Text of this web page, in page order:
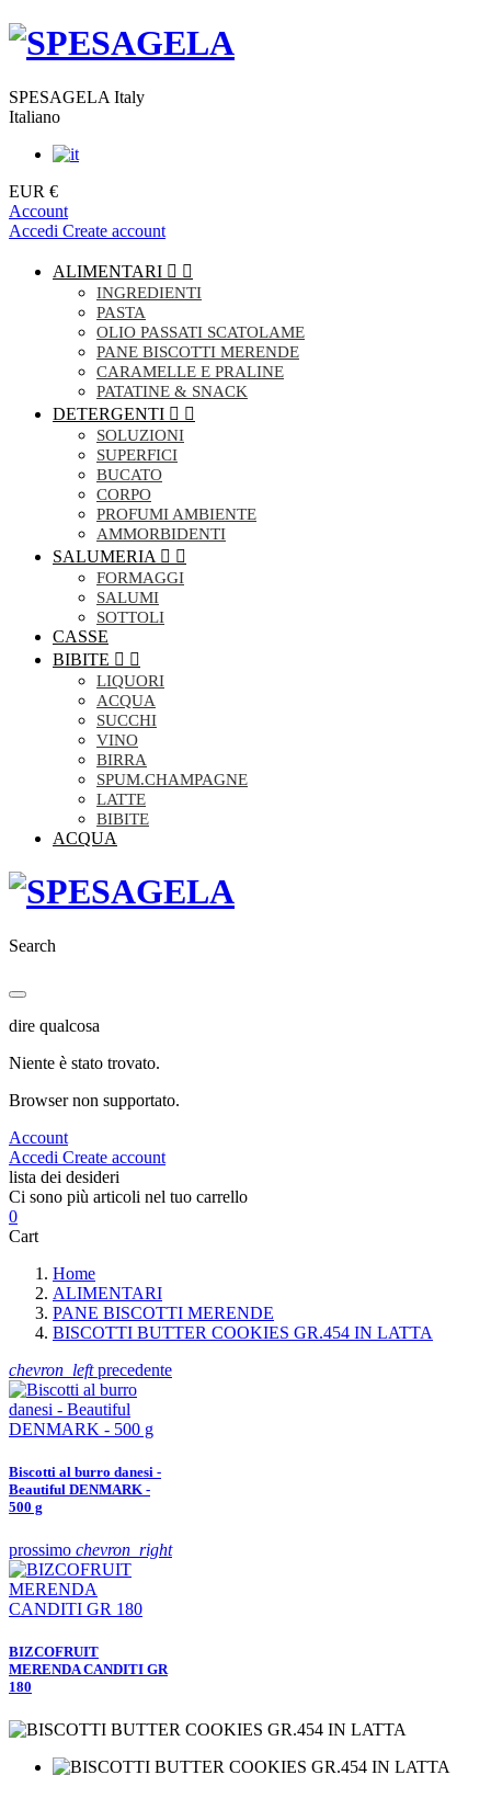
SPESAGELA Italy
Italiano
EUR €
Account
Accedi Create account
ALIMENTARI  
INGREDIENTI
PASTA
OLIO PASSATI SCATOLAME
PANE BISCOTTI MERENDE
CARAMELLE E PRALINE
PATATINE & SNACK
DETERGENTI  
SOLUZIONI
SUPERFICI
BUCATO
CORPO
PROFUMI AMBIENTE
AMMORBIDENTI
SALUMERIA  
FORMAGGI
SALUMI
SOTTOLI
CASSE
BIBITE  
LIQUORI
ACQUA
SUCCHI
VINO
BIRRA
SPUM.CHAMPAGNE
LATTE
BIBITE
ACQUA
Search
dire qualcosa
Niente è stato trovato.
Browser non supportato.
Account
Accedi Create account
lista dei desideri
Ci sono più articoli nel tuo carrello
0
Cart
Home
ALIMENTARI
PANE BISCOTTI MERENDE
BISCOTTI BUTTER COOKIES GR.454 IN LATTA
chevron_leftprecedente
Biscotti al burro danesi -
Beautiful DENMARK -
500 g
prossimo chevron_right
BIZCOFRUIT
MERENDA CANDITI GR
180